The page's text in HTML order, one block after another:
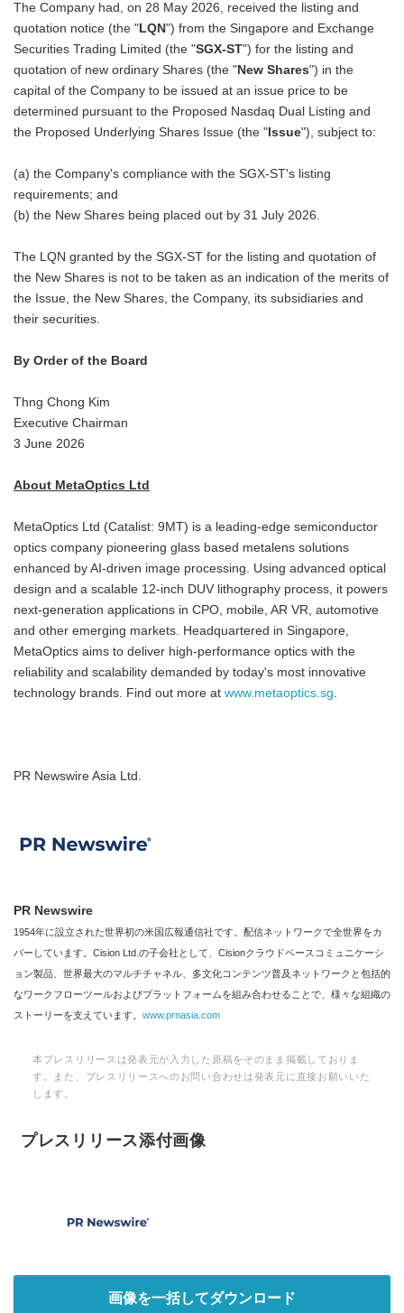
The Company had, on 28 May 2026, received the listing and
quotation notice (the " LQN") from the Singapore and Exchange
Securities Trading Limited (the "SGX-ST") for the listing and
quotation of new ordinary Shares (the "New Shares") in the
capital of the Company to be issued at an issue price to be
determined pursuant to the Proposed Nasdaq Dual Listing and
the Proposed Underlying Shares Issue (the " Issue"), subject to:
(a) the Company's compliance with the SGX-ST's listing
requirements; and
(b) the New Shares being placed out by 31 July 2026.
The LQN granted by the SGX-ST for the listing and quotation of
the New Shares is not to be taken as an indication of the merits of
the Issue, the New Shares, the Company, its subsidiaries and
their securities.
By Order of the Board
Thng Chong Kim
Executive Chairman
3 June 2026
About MetaOptics Ltd
MetaOptics Ltd (Catalist: 9MT) is a leading-edge semiconductor
optics company pioneering glass based metalens solutions
enhanced by AI-driven image processing. Using advanced optical
design and a scalable 12-inch DUV lithography process, it powers
next-generation applications in CPO, mobile, AR VR, automotive
and other emerging markets. Headquartered in Singapore,
MetaOptics aims to deliver high-performance optics with the
reliability and scalability demanded by today's most innovative
technology brands. Find out more at www.metaoptics.sg.
PR Newswire Asia Ltd.
PR Newswire
1954年に設立された世界初の米国広報通信社です。配信ネットワークで全世界をカ
バーしています。Cision Ltd.の子会社として、Cisionクラウドベースコミュニケーシ
ョン製品、世界最大のマルチチャネル、多文化コンテンツ普及ネットワークと包括的
なワークフローツールおよびプラットフォームを組み合わせることで、様々な組織の
ストーリーを支えています。 www.prnasia.com
本プレスリリースは発表元が入力した原稿をそのまま掲載しておりま
す。また、プレスリリースへのお問い合わせは発表元に直接お願いいた
します。
プレスリリース添付画像
画像を一括してダウンロード